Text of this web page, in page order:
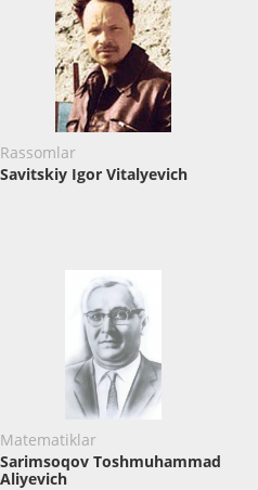
Rassomlar
Savitskiy Igor Vitalyevich
Matematiklar
Sarimsoqov Toshmuhammad
Aliyevich